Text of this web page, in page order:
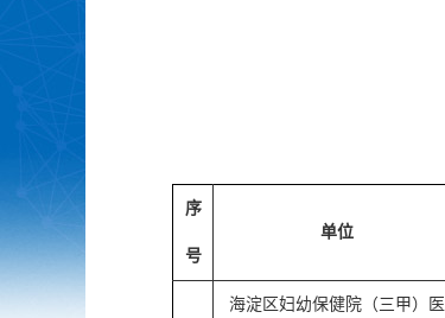
序
号
单位
海淀区妇幼保健院（三甲）医